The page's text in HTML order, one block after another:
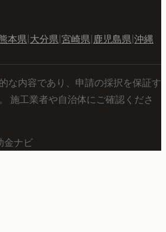
本県 大分県 宮崎県 鹿児島県 沖縄
な内容であり、申請の採択を保証す
施工業者や自治体にご確認くださ
金ナビ